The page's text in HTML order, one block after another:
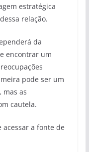
estratégica
relação.
da
encontrar um
pode ser um
mas as
cautela.
acessar a fonte de